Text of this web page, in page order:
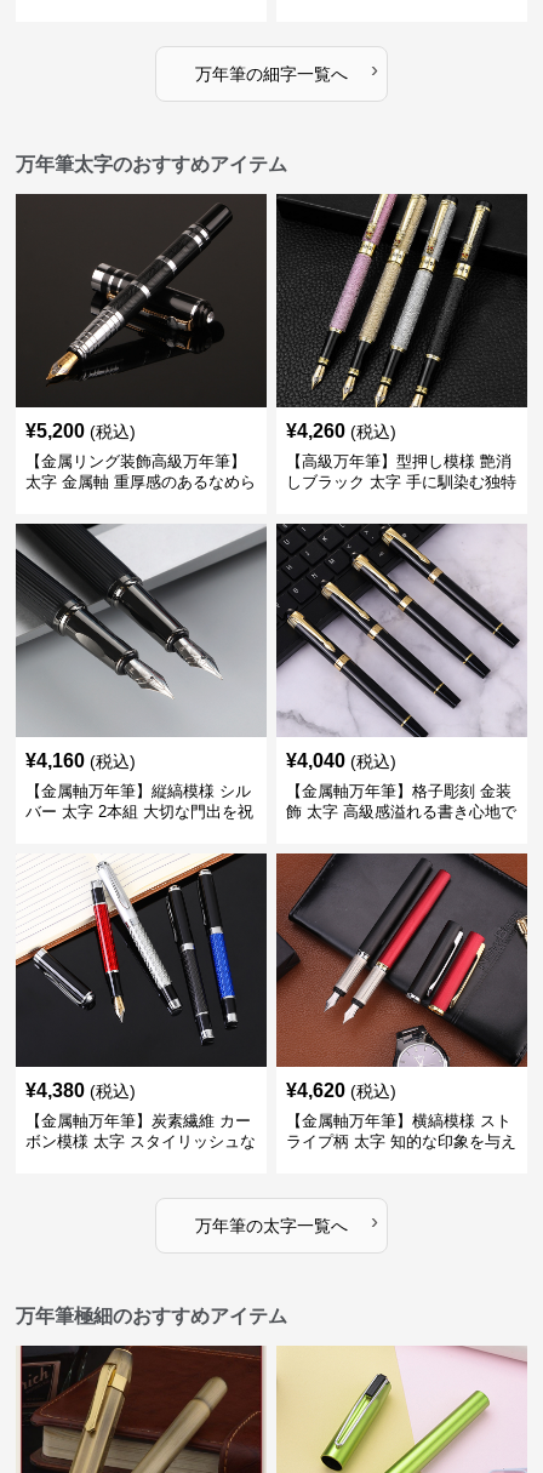
万年筆の細字一覧へ ›
万年筆太字のおすすめアイテム
¥5,200 (税込)
【金属リング装飾高級万年筆】
太字 金属軸 重厚感のあるなめら
きに最適
¥4,260 (税込)
【高級万年筆】型押し模様 艶消
しブラック 太字 手に馴染む独特
くい
¥4,160 (税込)
【金属軸万年筆】縦縞模様 シル
バー 太字 2本組 大切な門出を祝
ト
¥4,040 (税込)
【金属軸万年筆】格子彫刻 金装
飾 太字 高級感溢れる書き心地で
¥4,380 (税込)
【金属軸万年筆】炭素繊維 カー
ボン模様 太字 スタイリッシュな
¥4,620 (税込)
【金属軸万年筆】横縞模様 スト
ライプ柄 太字 知的な印象を与え
万年筆の太字一覧へ ›
万年筆極細のおすすめアイテム